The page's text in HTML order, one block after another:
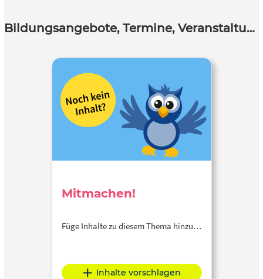
Bildungsangebote, Termine, Veranstaltungen
Mitmachen!
Füge Inhalte zu diesem Thema hinzu…
Inhalte vorschlagen